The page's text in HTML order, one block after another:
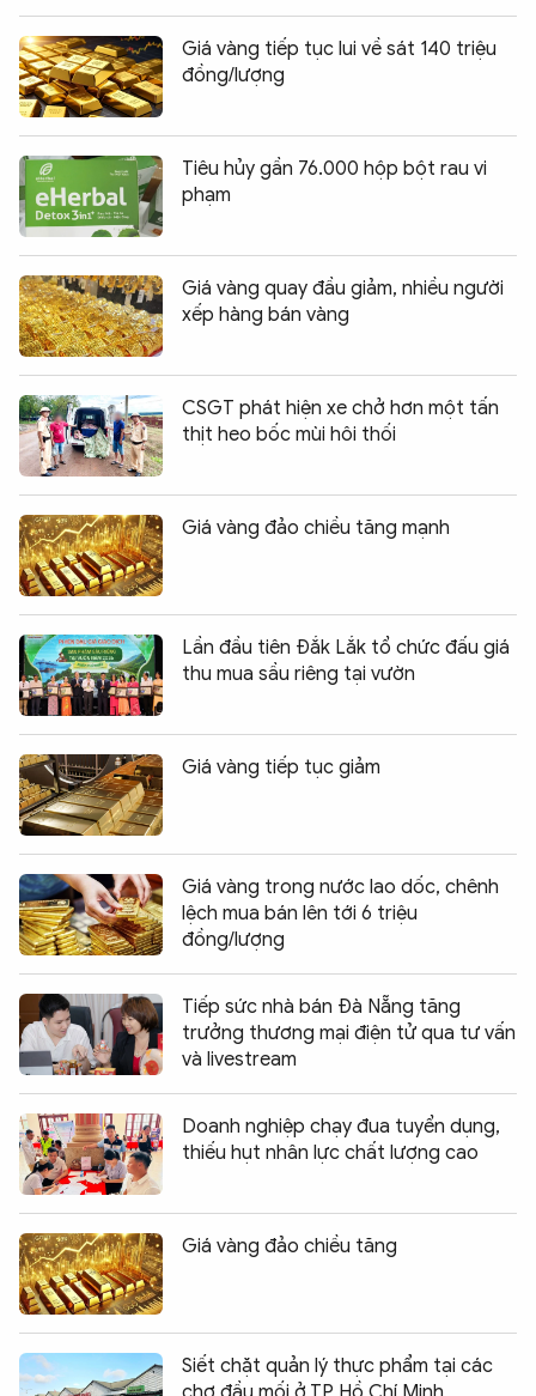
Giá vàng tiếp tục lui về sát 140 triệu
đồng/lượng
Tiêu hủy gần 76.000 hộp bột rau vi
phạm
Giá vàng quay đầu giảm, nhiều người
xếp hàng bán vàng
CSGT phát hiện xe chở hơn một tấn
thịt heo bốc mùi hôi thối
Giá vàng đảo chiều tăng mạnh
Lần đầu tiên Đắk Lắk tổ chức đấu giá
thu mua sầu riêng tại vườn
Giá vàng tiếp tục giảm
Giá vàng trong nước lao dốc, chênh
lệch mua bán lên tới 6 triệu
đồng/lượng
Tiếp sức nhà bán Đà Nẵng tăng
trưởng thương mại điện tử qua tư vấn
và livestream
Doanh nghiệp chạy đua tuyển dụng,
thiếu hụt nhân lực chất lượng cao
Giá vàng đảo chiều tăng
Siết chặt quản lý thực phẩm tại các